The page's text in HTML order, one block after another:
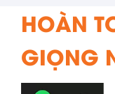
HOÀN
GIỌNG